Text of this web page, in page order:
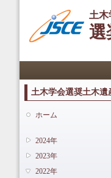
土木
選
土木学会選奨土木遺
ホーム
2024年
2023年
2022年